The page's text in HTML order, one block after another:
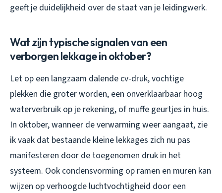
geeft je duidelijkheid over de staat van je leidingwerk.
Wat zijn typische signalen van een
verborgen lekkage in oktober?
Let op een langzaam dalende cv-druk, vochtige
plekken die groter worden, een onverklaarbaar hoog
waterverbruik op je rekening, of muffe geurtjes in huis.
In oktober, wanneer de verwarming weer aangaat, zie
ik vaak dat bestaande kleine lekkages zich nu pas
manifesteren door de toegenomen druk in het
systeem. Ook condensvorming op ramen en muren kan
wijzen op verhoogde luchtvochtigheid door een